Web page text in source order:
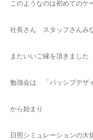
このようなのは初めてのケ
社長さん スタッフさんみ
またいいご縁を頂きました
勉強会は 「パッシブデザ
から始まり
日照シミュレーションの大